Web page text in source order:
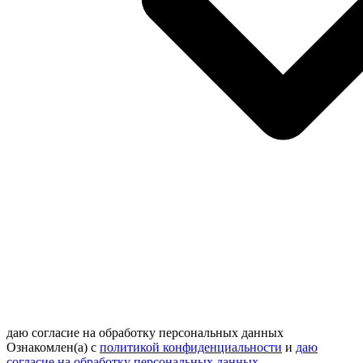
даю согласие на обработку персональных данных
Ознакомлен(а) с политикой конфиденциальности и даю